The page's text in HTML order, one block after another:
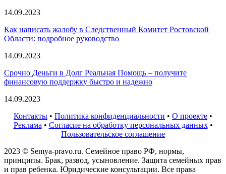
14.09.2023
Как написать жалобу в Следственный Комитет Ростовской
Области: подробное руководство
14.09.2023
Срочно Деньги в Долг Реальная Помощь – получите
финансовую поддержку быстро и надежно
14.09.2023
Контакты • Политика конфиденциальности • О проекте •
Реклама • Согласие на обработку персональных данных•
Пользовательское соглашение
2023 © Semya-pravo.ru. Семейное право РФ, нормы,
принципы. Брак, развод, усыновление. Защита семейных прав
и прав ребенка. Юридические консультации. Все права